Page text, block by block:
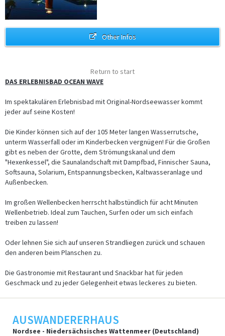
Other Infos
Return to start
DAS ERLEBNISBAD OCEAN WAVE
Im spektakulären Erlebnisbad mit Original-Nordseewasser kommt
jeder auf seine Kosten!
Die Kinder können sich auf der 105 Meter langen Wasserrutsche,
unterm Wasserfall oder im Kinderbecken vergnügen! Für die Großen
gibt es neben der Grotte, dem Strömungskanal und dem
"Hexenkessel", die Saunalandschaft mit Dampfbad, Finnischer Sauna,
Softsauna, Solarium, Entspannungsbecken, Kaltwasseranlage und
Außenbecken.
Im großen Wellenbecken herrscht halbstündlich für acht Minuten
Wellenbetrieb. Ideal zum Tauchen, Surfen oder um sich einfach
treiben zu lassen!
Oder lehnen Sie sich auf unseren Strandliegen zurück und schauen
den anderen beim Planschen zu.
Die Gastronomie mit Restaurant und Snackbar hat für jeden
Geschmack und zu jeder Gelegenheit etwas leckeres zu bieten.
AUSWANDERERHAUS
Nordsee - Niedersächsisches Wattenmeer (Deutschland)